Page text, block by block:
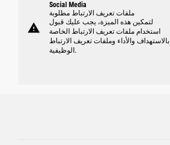
warning
Social Media
ملفات تعريف الارتباط مطلوبة
لتمكين هذه الميزة، يجب عليك قبول
استخدام ملفات تعريف الارتباط الخاصة
بالاستهداف والأداء وملفات تعريف الارتباط
الوظيفية.